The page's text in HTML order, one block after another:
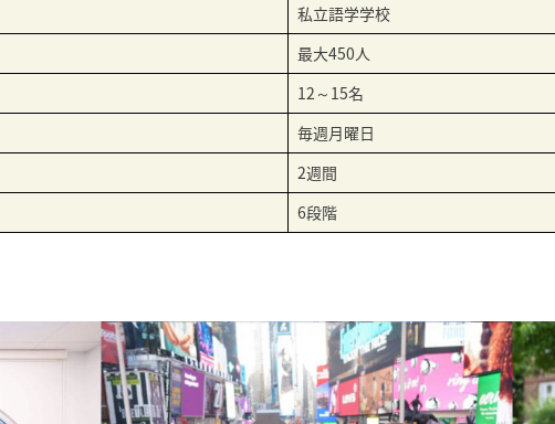
私立語学学校
最大450人
12～15名
毎週月曜日
2週間
6段階